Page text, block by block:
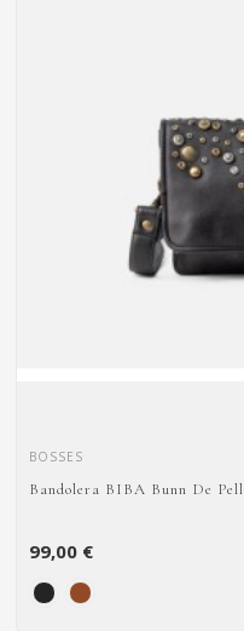
BOSSES
Bandolera BIBA Bunn De Pell
99,00 €